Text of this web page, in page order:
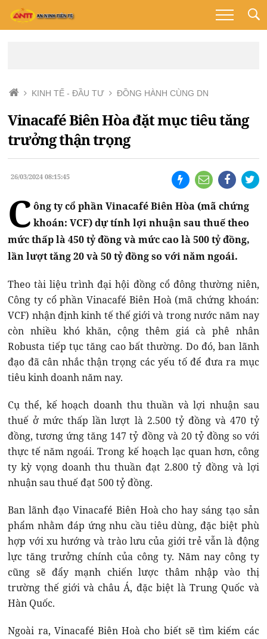
KINH TẾ - ĐẦU TƯ ĐỒNG HÀNH CÙNG DN
Vinacafé Biên Hòa đặt mục tiêu tăng
trưởng thận trọng
26/03/2024 08:15:45
C ông ty cổ phần Vinacafé Biên Hòa (mã chứng
khoán: VCF) dự tính lợi nhuận sau thuế theo
mức thấp là 450 tỷ đồng và mức cao là 500 tỷ đồng,
lần lượt tăng 20 và 50 tỷ đồng so với năm ngoái.
Theo tài liệu trình đại hội đồng cổ đông thường niên,
Công ty cổ phần Vinacafé Biên Hoà (mã chứng khoán:
VCF) nhận định kinh tế thế giới và trong nước năm nay
còn nhiều khó khăn, cộng thêm giá cà phê nhân
Robusta tiếp tục tăng cao bất thường. Do đó, ban lãnh
đạo đã cân nhắc thận trọng các yếu tố để đưa ra mục
tiêu kinh doanh năm nay.
Cụ thể, kế hoạch doanh thu thuần và lợi nhuận sau
thuế ở mức thấp lần lượt là 2.500 tỷ đồng và 470 tỷ
đồng, tương ứng tăng 147 tỷ đồng và 20 tỷ đồng so với
thực tế năm ngoái. Trong kế hoạch lạc quan hơn, công
ty kỳ vọng doanh thu thuần đạt 2.800 tỷ đồng và lợi
nhuận sau thuế đạt 500 tỷ đồng.
Ban lãnh đạo Vinacafé Biên Hoà cho hay sáng tạo sản
phẩm nhằm đáp ứng nhu cầu tiêu dùng, đặc biệt phù
hợp với xu hướng và trào lưu của giới trẻ vẫn là động
lực tăng trưởng chính của công ty. Năm nay công ty
cũng sẽ đẩy mạnh chiến lược thâm nhập vào thị
trường thế giới và châu Á, đặc biệt là Trung Quốc và
Hàn Quốc.
Ngoài ra, Vinacafé Biên Hoà cho biết sẽ tìm kiếm các